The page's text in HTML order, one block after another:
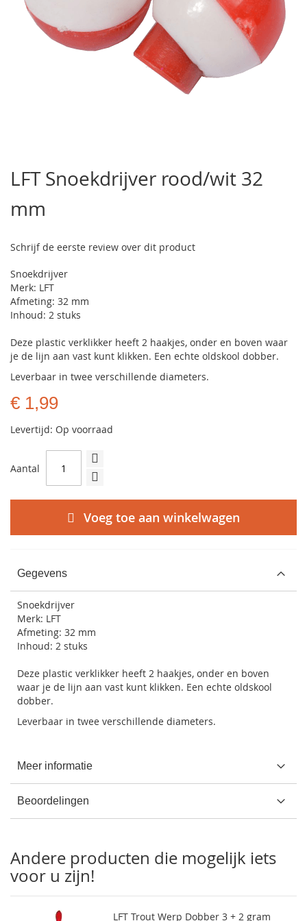
het
begin
van
de
gallerij
LFT Snoekdrijver rood/wit 32
mm
Schrijf de eerste review over dit product
Snoekdrijver
Merk: LFT
Afmeting: 32 mm
Inhoud: 2 stuks
Deze plastic verklikker heeft 2 haakjes, onder en boven waar
je de lijn aan vast kunt klikken. Een echte oldskool dobber.
Leverbaar in twee verschillende diameters.
€ 1,99
Levertijd: Op voorraad
Aantal
Voeg toe aan winkelwagen
Gegevens
Snoekdrijver
Merk: LFT
Afmeting: 32 mm
Inhoud: 2 stuks
Deze plastic verklikker heeft 2 haakjes, onder en boven
waar je de lijn aan vast kunt klikken. Een echte oldskool
dobber.
Leverbaar in twee verschillende diameters.
Meer informatie
Beoordelingen
Andere producten die mogelijk iets
voor u zijn!
LFT Trout Werp Dobber 3 + 2 gram